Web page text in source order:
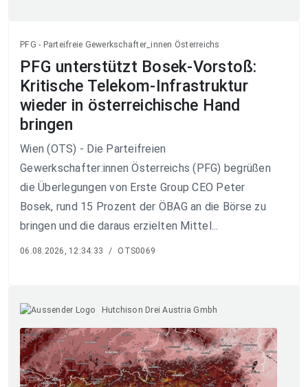
PFG - Parteifreie Gewerkschafter_innen Österreichs
PFG unterstützt Bosek-Vorstoß:
Kritische Telekom-Infrastruktur
wieder in österreichische Hand
bringen
Wien (OTS) - Die Parteifreien
Gewerkschafter:innen Österreichs (PFG) begrüßen
die Überlegungen von Erste Group CEO Peter
Bosek, rund 15 Prozent der ÖBAG an die Börse zu
bringen und die daraus erzielten Mittel...
06.08.2026, 12:34:33 / OTS0069
Hutchison Drei Austria Gmbh